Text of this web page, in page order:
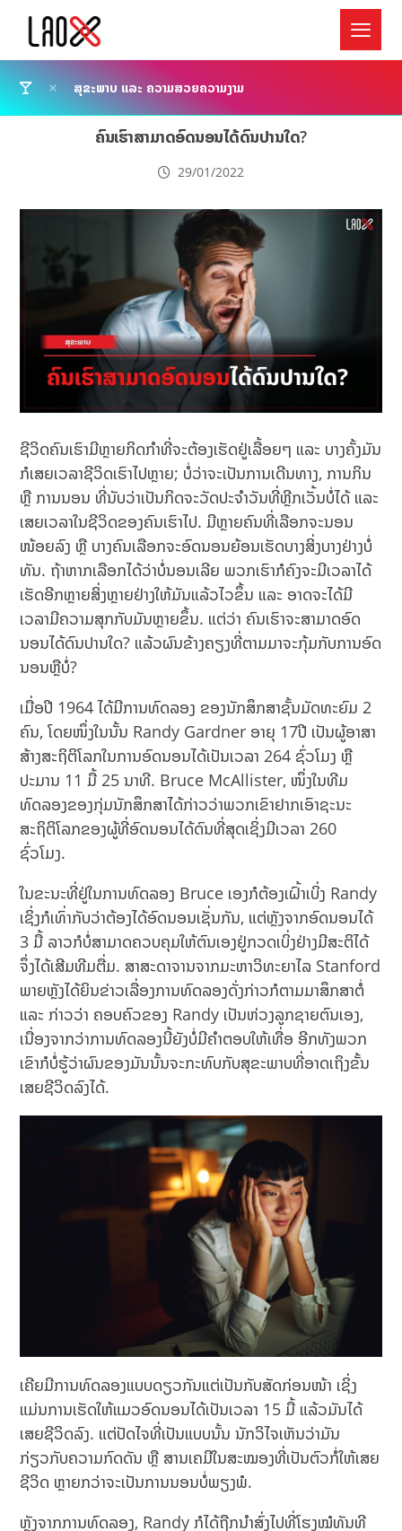
ສຸຂະພາບ ແລະ ຄວາມສວຍຄວາມງາມ
ຄົນເຮົາສາມາດອົດນອນໄດ້ດົນປານໃດ?
29/01/2022
ຊີວິດຄົນເຮົາມີຫຼາຍກິດກຳທີ່ຈະຕ້ອງເຮັດຢູ່ເລື້ອຍໆ ແລະ ບາງຄັ້ງມັນ
ກໍເສຍເວລາຊີວິດເຮົາໄປຫຼາຍ; ບໍ່ວ່າຈະເປັນການເດີນທາງ, ການກິນ
ຫຼື ການນອນ ທີ່ນັບວ່າເປັນກິດຈະວັດປະຈຳວັນທີ່ຫຼີກເວັ້ນບໍ່ໄດ້ ແລະ
ເສຍເວລາໃນຊີວິດຂອງຄົນເຮົາໄປ. ມີຫຼາຍຄົນທີ່ເລືອກຈະນອນ
ໜ້ອຍລົງ ຫຼື ບາງຄົນເລືອກຈະອົດນອນຍ້ອນເຮັດບາງສິ່ງບາງຢ່າງບໍ່
ທັນ. ຖ້າຫາກເລືອກໄດ້ວ່າບໍ່ນອນເລີຍ ພວກເຮົາກໍຄົງຈະມີເວລາໄດ້
ເຮັດອີກຫຼາຍສິ່ງຫຼາຍຢ່າງໃຫ້ມັນແລ້ວໄວຂຶ້ນ ແລະ ອາດຈະໄດ້ມີ
ເວລາມີຄວາມສຸກກັບມັນຫຼາຍຂຶ້ນ. ແຕ່ວ່າ ຄົນເຮົາຈະສາມາດອົດ
ນອນໄດ້ດົນປານໃດ? ແລ້ວຜົນຂ້າງຄຽງທີ່ຕາມມາຈະກຸ້ມກັບການອົດ
ນອນຫຼືບໍ່?
ເມື່ອປີ 1964 ໄດ້ມີການທົດລອງ ຂອງນັກສຶກສາຊັ້ນມັດທະຍົມ 2
ຄົນ, ໂດຍໜຶ່ງໃນນັ້ນ Randy Gardner ອາຍຸ 17ປີ ເປັນຜູ້ອາສາ
ສ້າງສະຖິຕິໂລກໃນການອົດນອນໄດ້ເປັນເວລາ 264 ຊົ່ວໂມງ ຫຼື
ປະມານ 11 ມື້ 25 ນາທີ. Bruce McAllister, ໜຶ່ງໃນທີມ
ທົດລອງຂອງກຸ່ມນັກສຶກສາໄດ້ກ່າວວ່າພວກເຂົາຢາກເອົາຊະນະ
ສະຖິຕິໂລກຂອງຜູ້ທີ່ອົດນອນໄດ້ດົນທີ່ສຸດເຊິ່ງມີເວລາ 260
ຊົ່ວໂມງ.
ໃນຂະນະທີ່ຢູ່ໃນການທົດລອງ Bruce ເອງກໍຕ້ອງເຝົ້າເບິ່ງ Randy
ເຊິ່ງກໍເທົ່າກັບວ່າຕ້ອງໄດ້ອົດນອນເຊັ່ນກັນ, ແຕ່ຫຼັງຈາກອົດນອນໄດ້
3 ມື້ ລາວກໍບໍ່ສາມາດຄວບຄຸມໃຫ້ຕົນເອງຢູ່ກວດເບິ່ງຢ່າງມີສະຕິໄດ້
ຈຶ່ງໄດ້ເສີມທີມຕື່ມ. ສາສະດາຈານຈາກມະຫາວິທະຍາໄລ Stanford
ພາຍຫຼັງໄດ້ຍິນຂ່າວເລື່ອງການທົດລອງດັ່ງກ່າວກໍຕາມມາສຶກສາຕໍ່
ແລະ ກ່າວວ່າ ຄອບຄົວຂອງ Randy ເປັນຫ່ວງລູກຊາຍຕົນເອງ,
ເນື່ອງຈາກວ່າການທົດລອງນີ້ຍັງບໍ່ມີຄຳຕອບໃຫ້ເທື່ອ ອີກທັງພວກ
ເຂົາກໍບໍ່ຮູ້ວ່າຜົນຂອງມັນນັ້ນຈະກະທົບກັບສຸຂະພາບທີ່ອາດເຖິງຂັ້ນ
ເສຍຊີວິດລົງໄດ້.
ເຄີຍມີການທົດລອງແບບດຽວກັນແຕ່ເປັນກັບສັດກ່ອນໜ້າ ເຊິ່ງ
ແມ່ນການເຮັດໃຫ້ແມວອົດນອນໄດ້ເປັນເວລາ 15 ມື້ ແລ້ວມັນໄດ້
ເສຍຊີວິດລົງ. ແຕ່ປັດໄຈທີ່ເປັນແບບນັ້ນ ນັກວິໄຈເຫັນວ່າມັນ
ກ່ຽວກັບຄວາມກົດດັນ ຫຼື ສານເຄມີໃນສະໝອງທີ່ເປັນຕົວກໍ່ໃຫ້ເສຍ
ຊີວິດ ຫຼາຍກວ່າຈະເປັນການນອນບໍ່ພຽງພໍ.
ຫຼັງຈາກການທົດລອງ, Randy ກໍໄດ້ຖືກນຳສົ່ງໄປທີ່ໂຮງໝໍທັນທີ